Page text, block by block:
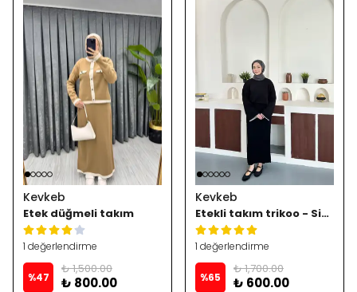
Kevkeb
Etek düğmeli takım
1 değerlendirme
%47
₺ 1,500.00
₺ 800.00
Kevkeb
Etekli takım trikoo - Siyah
1 değerlendirme
%65
₺ 1,700.00
₺ 600.00